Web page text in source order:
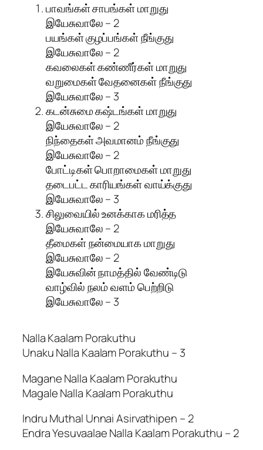
பாவங்கள் சாபங்கள் மாறுது
இயேசுவாலே – 2
பயங்கள் குழப்பங்கள் நீங்குது
இயேசுவாலே – 2
கவலைகள் கண்ணீர்கள் மாறுது
வறுமைகள் வேதனைகள் நீங்குது
இயேசுவாலே – 3
கடன்சுமை கஷ்டங்கள் மாறுது
இயேசுவாலே – 2
நிந்தைகள் அவமானம் நீங்குது
இயேசுவாலே – 2
போட்டிகள் பொறாமைகள் மாறுது
தடைபட்ட காரியங்கள் வாய்க்குது
இயேசுவாலே – 3
சிலுவையில் உனக்காக மரித்த
இயேசுவாலே – 2
தீமைகள் நன்மையாக மாறுது
இயேசுவாலே – 2
இயேசுவின் நாமத்தில் வேண்டிடு
வாழ்வில் நலம் வளம் பெற்றிடு
இயேசுவாலே – 3
Nalla Kaalam Porakuthu
Unaku Nalla Kaalam Porakuthu – 3
Magane Nalla Kaalam Porakuthu
Magale Nalla Kaalam Porakuthu
Indru Muthal Unnai Asirvathipen – 2
Endra Yesuvaalae Nalla Kaalam Porakuthu – 2